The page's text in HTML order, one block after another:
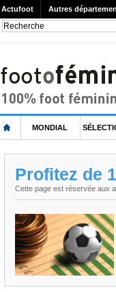
Actufoot Autres
MONDIAL
Profitez de
Cette page est réservée aux